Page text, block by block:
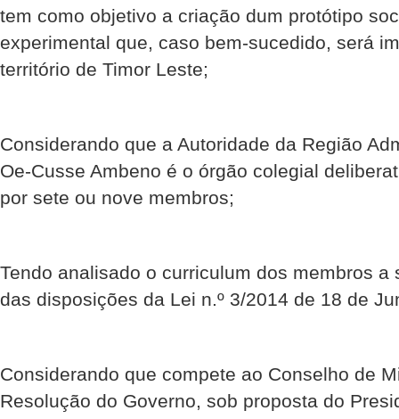
tem como objetivo a criação dum protótipo
experimental que, caso bem-sucedido, será
território de Timor Leste;
Considerando que a Autoridade da Região
Oe-Cusse Ambeno é o órgão colegial
por sete ou nove membros;
Tendo analisado o curriculum dos membros a
das disposições da Lei n.º 3/2014 de 18 de
Considerando que compete ao Conselho de
Resolução do Governo, sob proposta do